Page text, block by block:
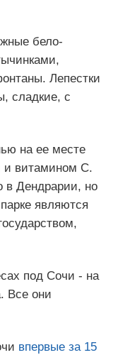
бело-
Лепестки
сладкие, с
на ее месте
и витамином С.
в Дендрарии, но
являются
под Сочи - на
Все они
впервые за 15